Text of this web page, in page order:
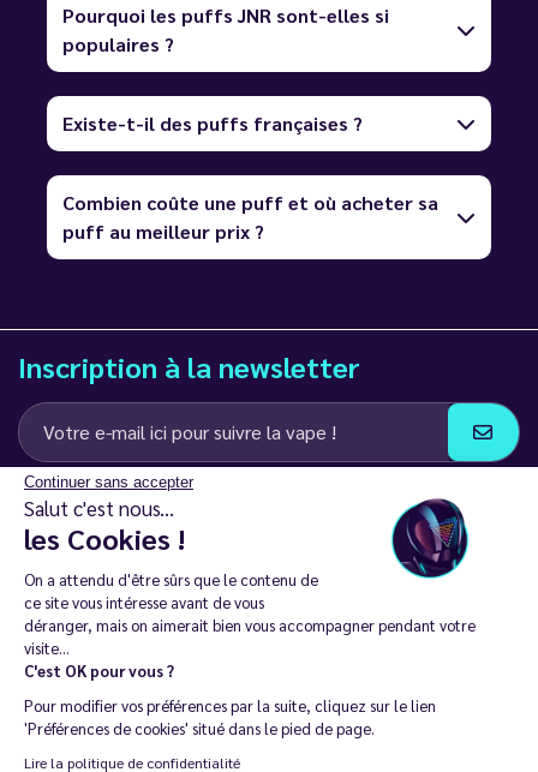
Continuer sans accepter
Salut c'est nous...
les Cookies !
On a attendu d'être sûrs que le contenu de
ce site vous intéresse avant de vous
déranger, mais on aimerait bien vous accompagner pendant votre
visite...
C'est OK pour vous ?
Pour modifier vos préférences par la suite, cliquez sur le lien
'Préférences de cookies' situé dans le pied de page.
Lire la politique de confidentialité
Pourquoi les puffs JNR sont-elles si
populaires ?
Existe-t-il des puffs françaises ?
Combien coûte une puff et où acheter sa
puff au meilleur prix ?
Inscription à la newsletter
J’accepte de recevoir des communications e-mail et SMS de la part de
LD Groupe
Restez en contact
La vente de cigarette électronique est interdite chez les moins de
18 ans. 🔞
Copyright © 2014 - 2026 Le Vapoteur Discount - Tous droits